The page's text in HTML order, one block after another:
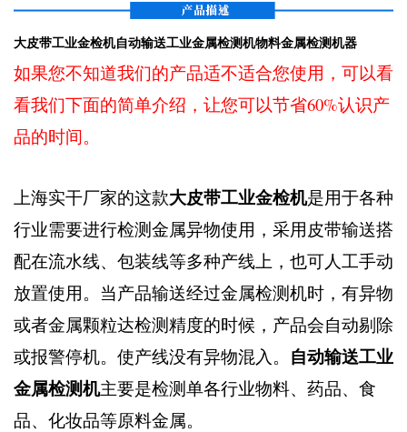
大皮带工业金检机自动输送工业金属检测机物料金属检测机器
如果您不知道我们的产品适不适合您使用，可以看
看我们下面的简单介绍，让您可以节省60%认识产
品的时间。
上海实干厂家的这款大皮带工业金检机是用于各种
行业需要进行检测金属异物使用，采用皮带输送搭
配在流水线、包装线等多种产线上，也可人工手动
放置使用。当产品输送经过金属检测机时，有异物
或者金属颗粒达检测精度的时候，产品会自动剔除
或报警停机。使产线没有异物混入。 自动输送工业
金属检测机主要是检测单各行业物料、药品、食
品、化妆品等原料金属。